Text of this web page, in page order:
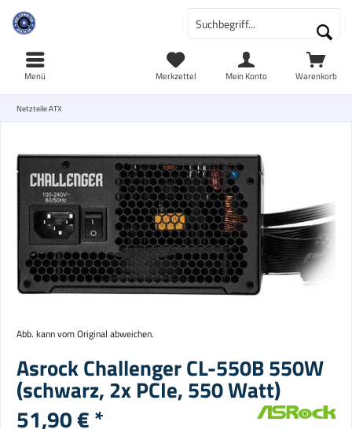
Warenkorb
Merkzettel Mein Konto
Menü
Netzteile ATX
Abb. kann vom Original abweichen.
Asrock Challenger CL-550B 550W
(schwarz, 2x PCIe, 550 Watt)
51,90 € *